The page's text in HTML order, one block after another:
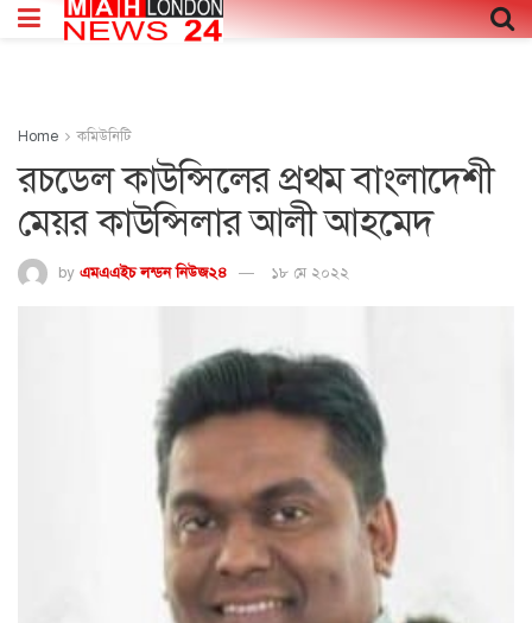
Home কমিউনিটি
রচডেল কাউন্সিলের প্রথম বাংলাদেশী
মেয়র কাউন্সিলার আলী আহমেদ
by এমএএইচ লন্ডন নিউজ২৪ ১৮ মে ২০২২